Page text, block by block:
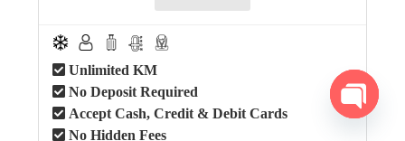
Unlimited KM
No Deposit Required
Accept Cash, Credit & Debit Cards
No Hidden Fees
Open